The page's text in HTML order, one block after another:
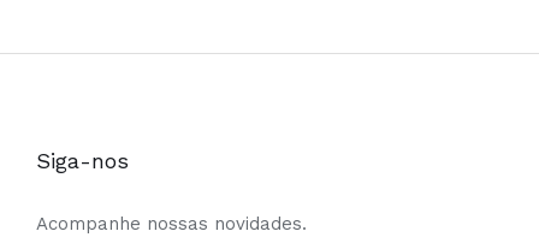
Siga-nos
Acompanhe nossas novidades.